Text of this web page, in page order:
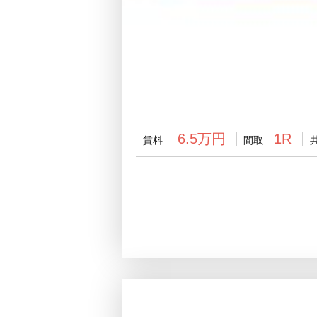
賃料 6.5万円 間取 1R